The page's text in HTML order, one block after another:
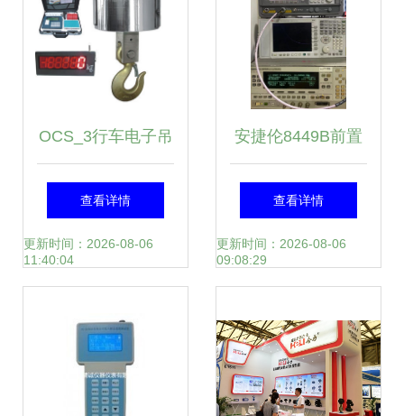
OCS_3行车电子吊
称/无线电子吊钩磅
化工场景下的精准
查看详情
更新时间：2026-08-06
11:40:04
安捷伦8449B前置
放大器 30dBm增益
性能解析与应用指
查看详情
更新时间：2026-08-06
09:08:29